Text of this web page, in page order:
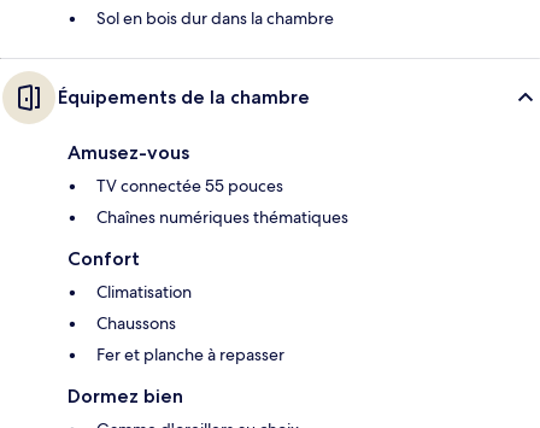
Sol en bois dur dans la chambre
Équipements de la chambre
Amusez-vous
TV connectée 55 pouces
Chaînes numériques thématiques
Confort
Climatisation
Chaussons
Fer et planche à repasser
Dormez bien